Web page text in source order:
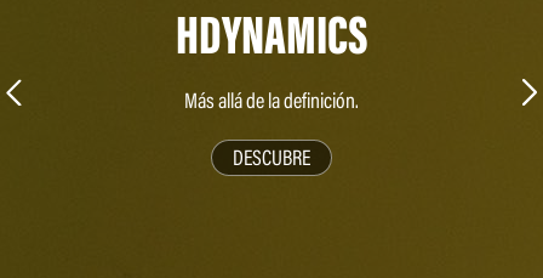
HDYNAMICS
Más allá de la definición.
DESCUBRE